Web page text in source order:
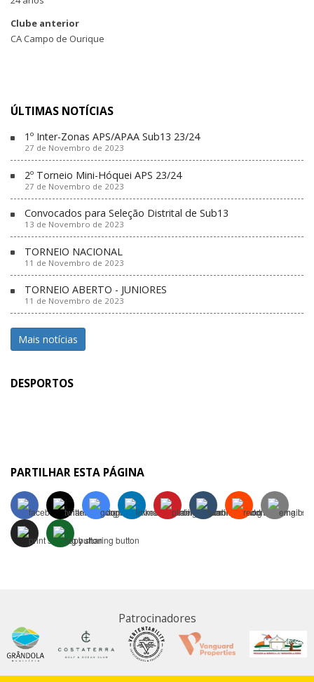
Clube anterior
CA Campo de Ourique
ÚLTIMAS NOTÍCIAS
1º Inter-Zonas APS/APAA Sub13 23/24
27 de Novembro de 2023
2º Torneio Mini-Hóquei APS 23/24
27 de Novembro de 2023
Convocados para Seleção Distrital de Sub13
13 de Novembro de 2023
TORNEIO NACIONAL
11 de Novembro de 2023
TORNEIO ABERTO - JUNIORES
11 de Novembro de 2023
Mais notícias
DESPORTOS
PARTILHAR ESTA PÁGINA
Patrocinadores